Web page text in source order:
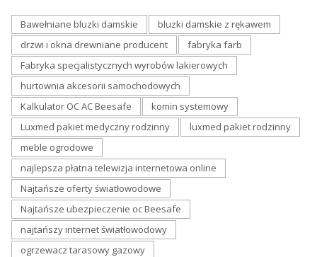
Bawełniane bluzki damskie
bluzki damskie z rękawem
drzwi i okna drewniane producent
fabryka farb
Fabryka specjalistycznych wyrobów lakierowych
hurtownia akcesorii samochodowych
Kalkulator OC AC Beesafe
komin systemowy
Luxmed pakiet medyczny rodzinny
luxmed pakiet rodzinny
meble ogrodowe
najlepsza płatna telewizja internetowa online
Najtańsze oferty światłowodowe
Najtańsze ubezpieczenie oc Beesafe
najtańszy internet światłowodowy
ogrzewacz tarasowy gazowy